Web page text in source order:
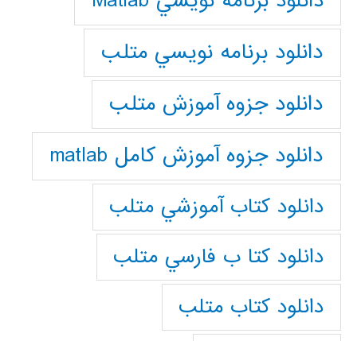
دانلود برنامه نويسي متلب
دانلود جزوه آموزش متلب
دانلود جزوه آموزش کامل matlab
دانلود كتاب آموزشي متلب
دانلود كتا ب فارسي متلب
دانلود كتاب متلب